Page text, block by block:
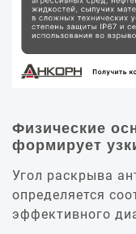
Физические
формирует
Угол раскрыва
определяется
эффективного